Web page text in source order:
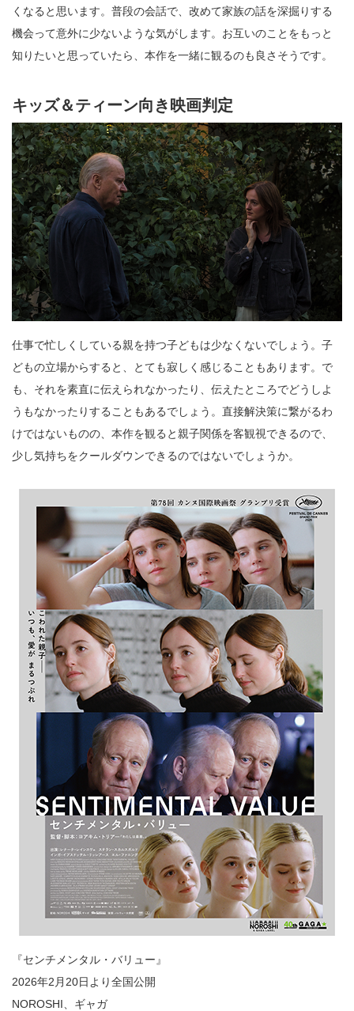
くなると思います。普段の会話で、改めて家族の話を深掘りする
機会って意外に少ないような気がします。お互いのことをもっと
知りたいと思っていたら、本作を一緒に観るのも良さそうです。
キッズ＆ティーン向き映画判定
仕事で忙しくしている親を持つ子どもは少なくないでしょう。子
どもの立場からすると、とても寂しく感じることもあります。で
も、それを素直に伝えられなかったり、伝えたところでどうしよ
うもなかったりすることもあるでしょう。直接解決策に繋がるわ
けではないものの、本作を観ると親子関係を客観視できるので、
少し気持ちをクールダウンできるのではないでしょうか。
『センチメンタル・バリュー』
2026年2月20日より全国公開
NOROSHI、ギャガ